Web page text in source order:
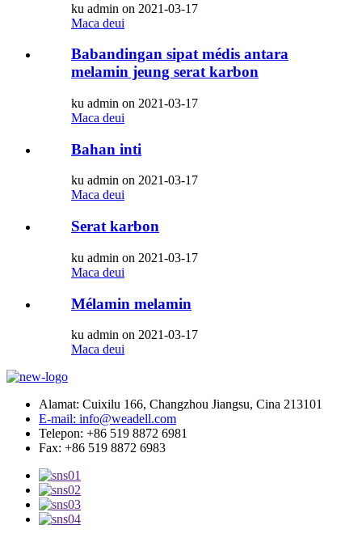
ku admin on 2021-03-17
Maca deui
Babandingan sipat médis antara
melamin jeung serat karbon
ku admin on 2021-03-17
Maca deui
Bahan inti
ku admin on 2021-03-17
Maca deui
Serat karbon
ku admin on 2021-03-17
Maca deui
Mélamin melamin
ku admin on 2021-03-17
Maca deui
Alamat: Cuixilu 166, Changzhou Jiangsu, Cina 213101
E-mail: info@weadell.com
Telepon: +86 519 8872 6981
Fax: +86 519 8872 6983